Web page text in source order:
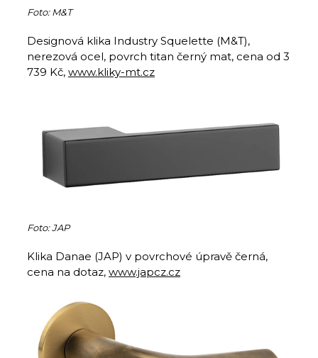
Foto: M&T
Designová klika Industry Squelette (M&T),
nerezová ocel, povrch titan černý mat, cena od 3
739 Kč, www.kliky-mt.cz
Foto: JAP
Klika Danae (JAP) v povrchové úpravě černá,
cena na dotaz, www.japcz.cz